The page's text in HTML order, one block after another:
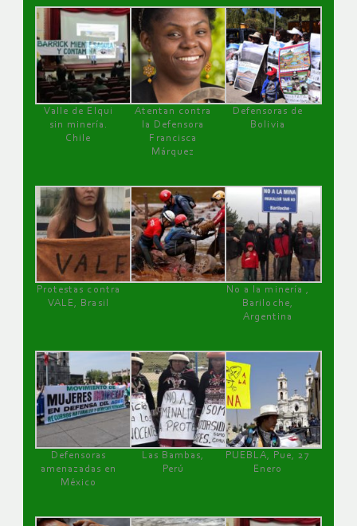
Valle de Elqui
sin minería.
Chile
Atentan contra
la Defensora
Francisca
Márquez
Defensoras de
Bolivia
Protestas contra
VALE, Brasil
No a la minería ,
Bariloche,
Argentina
Defensoras
amenazadas en
México
Las Bambas,
Perú
PUEBLA, Pue, 27
Enero